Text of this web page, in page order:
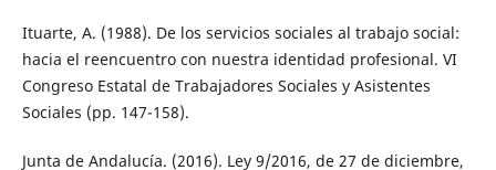
Ituarte, A. (1988). De los servicios sociales al trabajo social:
hacia el reencuentro con nuestra identidad profesional. VI
Congreso Estatal de Trabajadores Sociales y Asistentes
Sociales (pp. 147-158).
Junta de Andalucía. (2016). Ley 9/2016, de 27 de diciembre,